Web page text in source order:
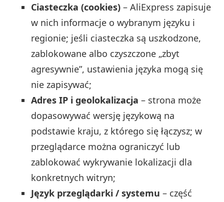
Ciasteczka (cookies) – AliExpress zapisuje
w nich informacje o wybranym języku i
regionie; jeśli ciasteczka są uszkodzone,
zablokowane albo czyszczone „zbyt
agresywnie”, ustawienia języka mogą się
nie zapisywać;
Adres IP i geolokalizacja – strona może
dopasowywać wersję językową na
podstawie kraju, z którego się łączysz; w
przeglądarce można ograniczyć lub
zablokować wykrywanie lokalizacji dla
konkretnych witryn;
Język przeglądarki / systemu – część